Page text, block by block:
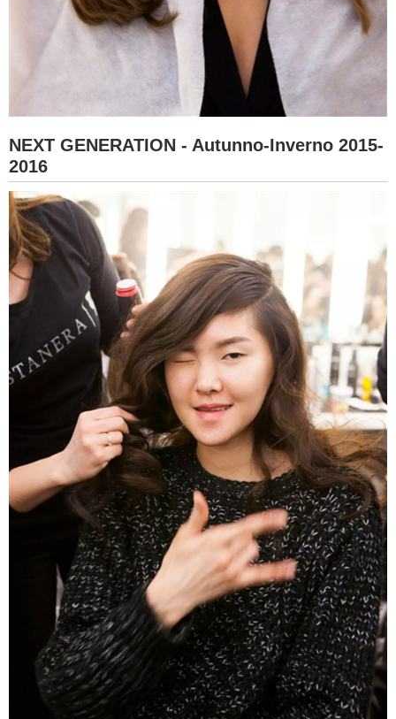
NEXT GENERATION - Autunno-Inverno 2015-
2016